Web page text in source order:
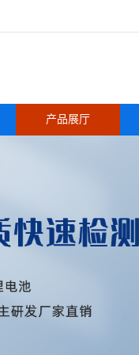
产品展厅